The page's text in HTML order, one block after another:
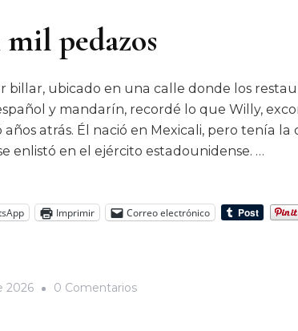
pedazos
billar, ubicado en una calle donde los
y mandarín, recordé lo que Willy,
años atrás. Él nació en Mexicali, pero tenía la
enlistó en el ejército estadounidense. …
Imprimir Correo electrónico
2026 0 ComentariosEn